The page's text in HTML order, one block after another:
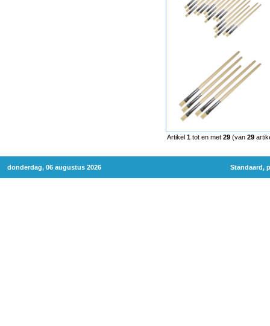
Artikel 1 tot en met 29 (van 29
donderdag, 06 augustus 2026 Standaard,